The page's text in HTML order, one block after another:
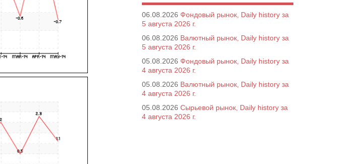
06.08.2026 Фондовый рынок, Daily history за
5 августа 2026 г.
06.08.2026 Валютный рынок, Daily history за
5 августа 2026 г.
05.08.2026 Фондовый рынок, Daily history за
4 августа 2026 г.
05.08.2026 Валютный рынок, Daily history за
4 августа 2026 г.
05.08.2026 Сырьевой рынок, Daily history за
4 августа 2026 г.